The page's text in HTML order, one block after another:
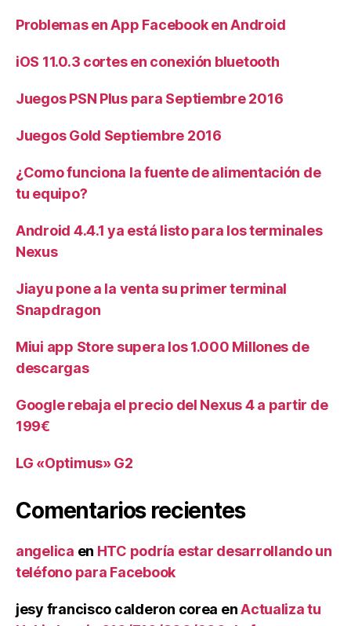
Problemas en App Facebook en Android
iOS 11.0.3 cortes en conexión bluetooth
Juegos PSN Plus para Septiembre 2016
Juegos Gold Septiembre 2016
¿Como funciona la fuente de alimentación de
tu equipo?
Android 4.4.1 ya está listo para los terminales
Nexus
Jiayu pone a la venta su primer terminal
Snapdragon
Miui app Store supera los 1.000 Millones de
descargas
Google rebaja el precio del Nexus 4 a partir de
199€
LG «Optimus» G2
Comentarios recientes
angelica en HTC podría estar desarrollando un
teléfono para Facebook
jesy francisco calderon corea enActualiza tu